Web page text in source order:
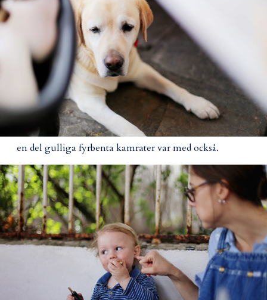
en del gulliga fyrbenta kamrater var med också.